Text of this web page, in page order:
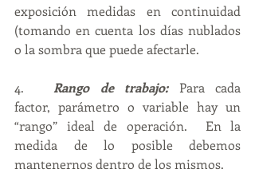
exposición medidas en continuidad
(tomando en cuenta los días nublados
o la sombra que puede afectarle.
Rango de trabajo: Para cada
factor, parámetro o variable hay un
“rango” ideal de operación.  En la
medida de lo posible debemos
mantenernos dentro de los mismos.